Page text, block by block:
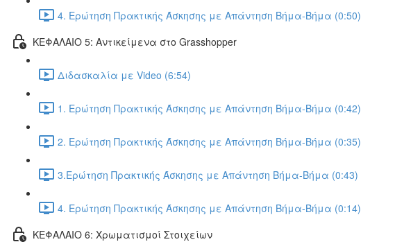
4. Ερώτηση Πρακτικής Άσκησης με Απάντηση Βήμα-Βήμα (0:50)
ΚΕΦΑΛΑΙΟ 5: Αντικείμενα στο Grasshopper
Διδασκαλία με Video (6:54)
1. Ερώτηση Πρακτικής Άσκησης με Απάντηση Βήμα-Βήμα (0:42)
2. Ερώτηση Πρακτικής Άσκησης με Απάντηση Βήμα-Βήμα (0:35)
3.Ερώτηση Πρακτικής Άσκησης με Απάντηση Βήμα-Βήμα (0:43)
4. Ερώτηση Πρακτικής Άσκησης με Απάντηση Βήμα-Βήμα (0:14)
ΚΕΦΑΛΑΙΟ 6: Χρωματισμοί Στοιχείων